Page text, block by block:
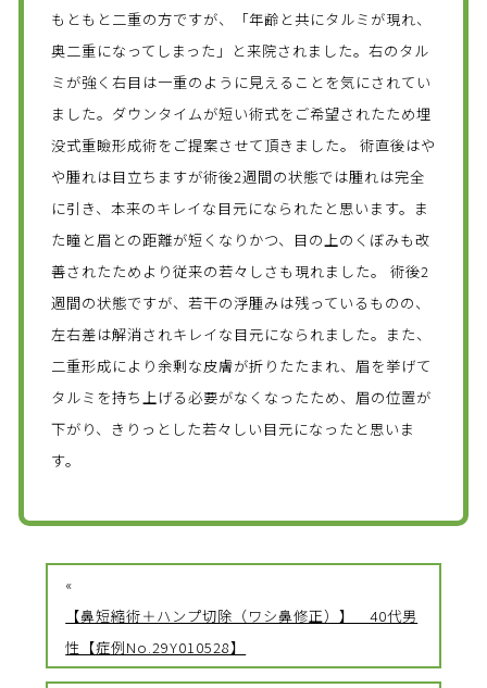
もともと二重の方ですが、「年齢と共にタルミが現れ、
奥二重になってしまった」と来院されました。右のタル
ミが強く右目は一重のように見えることを気にされてい
ました。ダウンタイムが短い術式をご希望されたため埋
没式重瞼形成術をご提案させて頂きました。 術直後はや
や腫れは目立ちますが術後2週間の状態では腫れは完全
に引き、本来のキレイな目元になられたと思います。ま
た瞳と眉との距離が短くなりかつ、目の上のくぼみも改
善されたためより従来の若々しさも現れました。 術後2
週間の状態ですが、若干の浮腫みは残っているものの、
左右差は解消されキレイな目元になられました。また、
二重形成により余剰な皮膚が折りたたまれ、眉を挙げて
タルミを持ち上げる必要がなくなったため、眉の位置が
下がり、きりっとした若々しい目元になったと思いま
す。
«
【鼻短縮術＋ハンプ切除（ワシ鼻修正）】 40代男
性【症例No.29Y010528】